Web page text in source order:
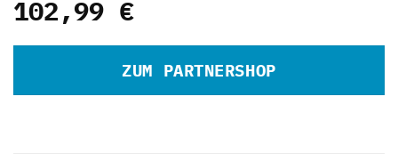
102,99 €
ZUM PARTNERSHOP